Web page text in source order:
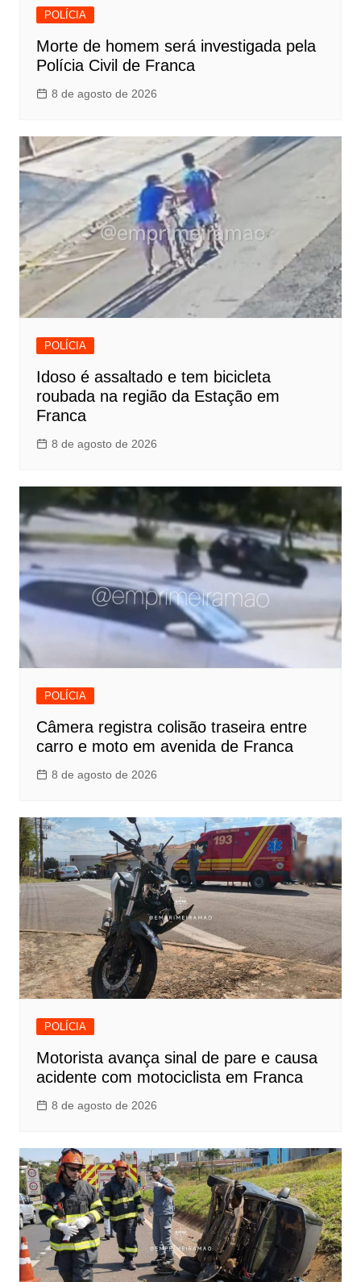
POLÍCIA
Morte de homem será investigada pela
Polícia Civil de Franca
8 de agosto de 2026
POLÍCIA
Idoso é assaltado e tem bicicleta
roubada na região da Estação em
Franca
8 de agosto de 2026
POLÍCIA
Câmera registra colisão traseira entre
carro e moto em avenida de Franca
8 de agosto de 2026
POLÍCIA
Motorista avança sinal de pare e causa
acidente com motociclista em Franca
8 de agosto de 2026